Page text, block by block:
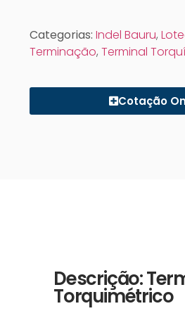
Categorias: Indel Bauru,
Terminação, Terminal
Cotação
Descrição:
Torquimétrico